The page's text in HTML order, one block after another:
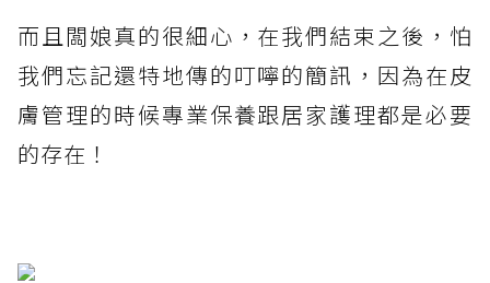
而且闆娘真的很細心，在我們結束之後，怕
我們忘記還特地傳的叮嚀的簡訊，因為在皮
膚管理的時候專業保養跟居家護理都是必要
的存在！